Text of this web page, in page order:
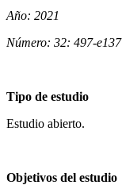
Año: 2021
Número: 32: 497-e137
Tipo de estudio
Estudio abierto.
Objetivos del estudio